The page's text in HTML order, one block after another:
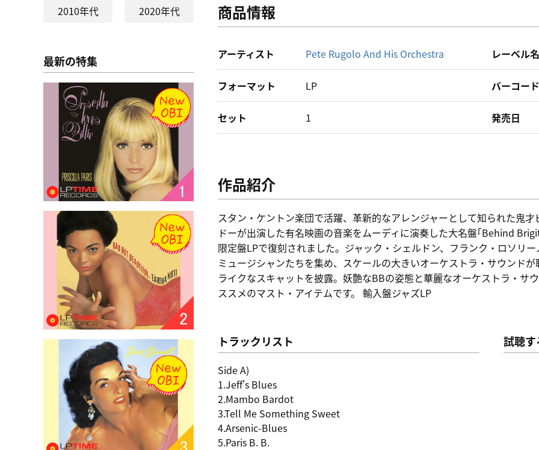
2010年代 2020年代
最新の特集
商品情報
アーティスト Pete Rugolo And His Orchestra レーベル名
フォーマット LP バーコード
セット 1 発売日
作品紹介
スタン・ケントン楽団で活躍、革新的なアレンジャーとして知られた鬼
ドーが出演した有名映画の音楽をムーディに演奏した大名盤｢Behind
限定盤LPで復刻されました。ジャック・シェルドン、フランク・ロソリ
ミュージシャンたちを集め、スケールの大きいオーケストラ・サウンド
ライクなスキャットを披露。妖艶なBBの姿態と華麗なオーケストラ・サ
ススメのマスト・アイテムです。 輸入盤ジャズLP
トラックリスト
Side A)
1.Jeff's Blues
2.Mambo Bardot
3.Tell Me Something Sweet
4.Arsenic-Blues
5.Paris B. B.
試聴す